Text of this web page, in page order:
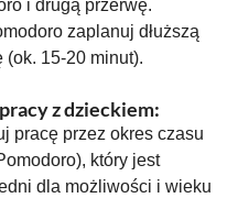
i drugą przerwę.
zaplanuj dłuższą
(ok. 15-20 minut).
z dzieckiem:
pracę przez okres czasu
który jest
dla możliwości i wieku